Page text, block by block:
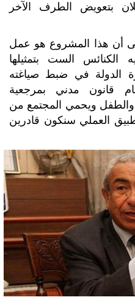
بتعويض الطرف الآخر
على أن هذا المشروع هو عمل
الست بتمثيلها
الدولة في ضبط صياغته
قانون مدني بمرجعية
ويحمي المجتمع من
العملي سنكون قادرين